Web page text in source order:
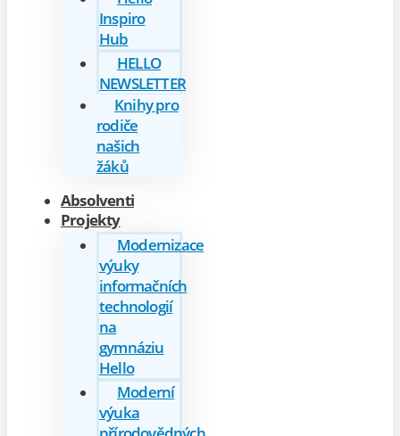
Inspiro
Hub
HELLO
NEWSLETTER
Knihy pro
rodiče
našich
žáků
Absolventi
Projekty
Modernizace
výuky
informačních
technologií
na
gymnáziu
Hello
Moderní
výuka